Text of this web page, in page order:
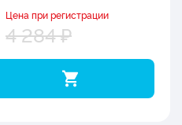
Цена при регистрации
4 284 ₽